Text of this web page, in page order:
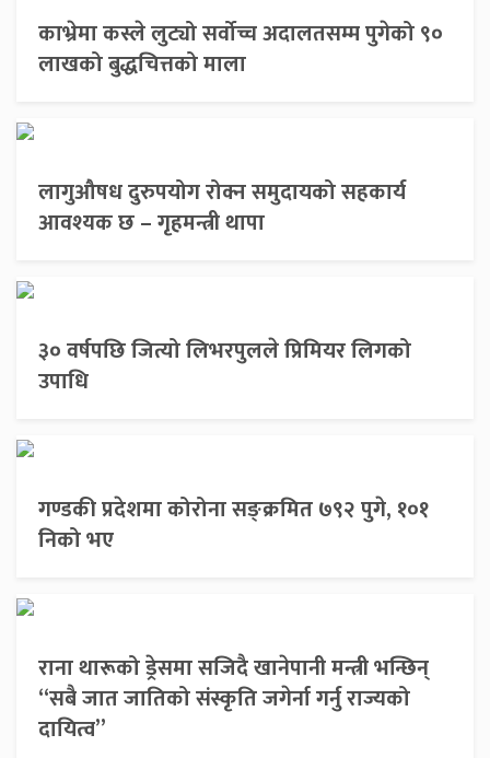
काभ्रेमा कस्ले लुट्यो सर्वोच्च अदालतसम्म पुगेको ९०
लाखको बुद्धचित्तको माला
लागुऔषध दुरुपयोग रोक्न समुदायको सहकार्य
आवश्यक छ – गृहमन्त्री थापा
३० वर्षपछि जित्यो लिभरपुलले प्रिमियर लिगको
उपाधि
गण्डकी प्रदेशमा कोरोना सङ्क्रमित ७९२ पुगे, १०१
निको भए
राना थारूको ड्रेसमा सजिदै खानेपानी मन्त्री भन्छिन्
“सबै जात जातिको संस्कृति जगेर्ना गर्नु राज्यको
दायित्व”